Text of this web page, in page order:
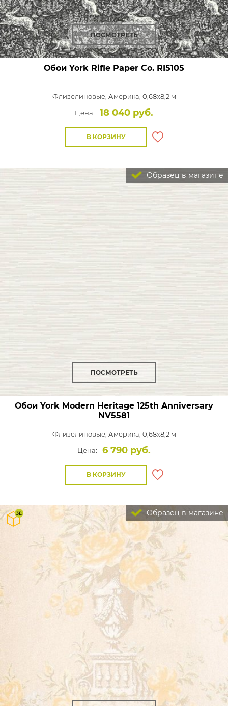
ПОСМОТРЕТЬ
Обои York Rifle Paper Co. RI5105
Флизелиновые, Америка, 0,68x8,2 м
Цена:
18 040 руб.
В КОРЗИНУ
Образец в магазине
ПОСМОТРЕТЬ
Обои York Modern Heritage 125th Anniversary
NV5581
Флизелиновые, Америка, 0,68x8,2 м
Цена:
6 790 руб.
В КОРЗИНУ
Образец в магазине